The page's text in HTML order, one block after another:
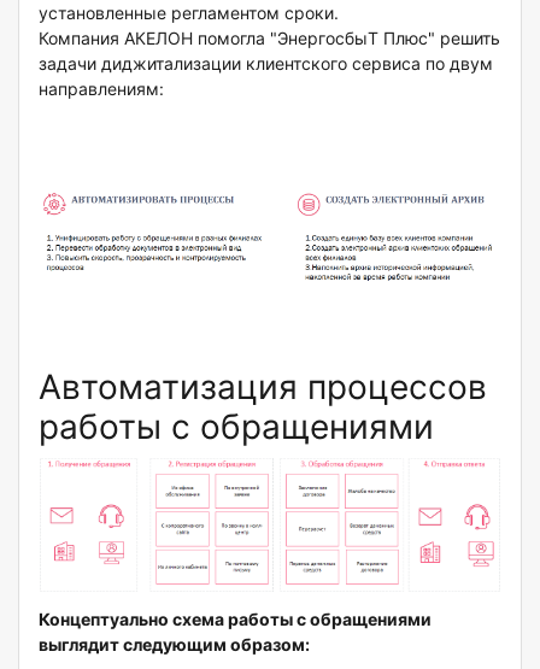
установленные регламентом сроки.
Компания АКЕЛОН помогла "ЭнергосбыТ Плюс" решить
задачи диджитализации клиентского сервиса по двум
направлениям:
Автоматизация процессов
работы с обращениями
Концептуально схема работы с обращениями
выглядит следующим образом: